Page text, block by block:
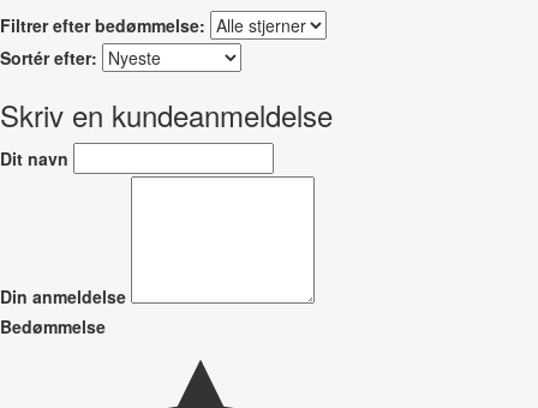
Filtrer efter bedømmelse:
Sortér efter:
Skriv en kundeanmeldelse
Dit navn
Din anmeldelse
Bedømmelse